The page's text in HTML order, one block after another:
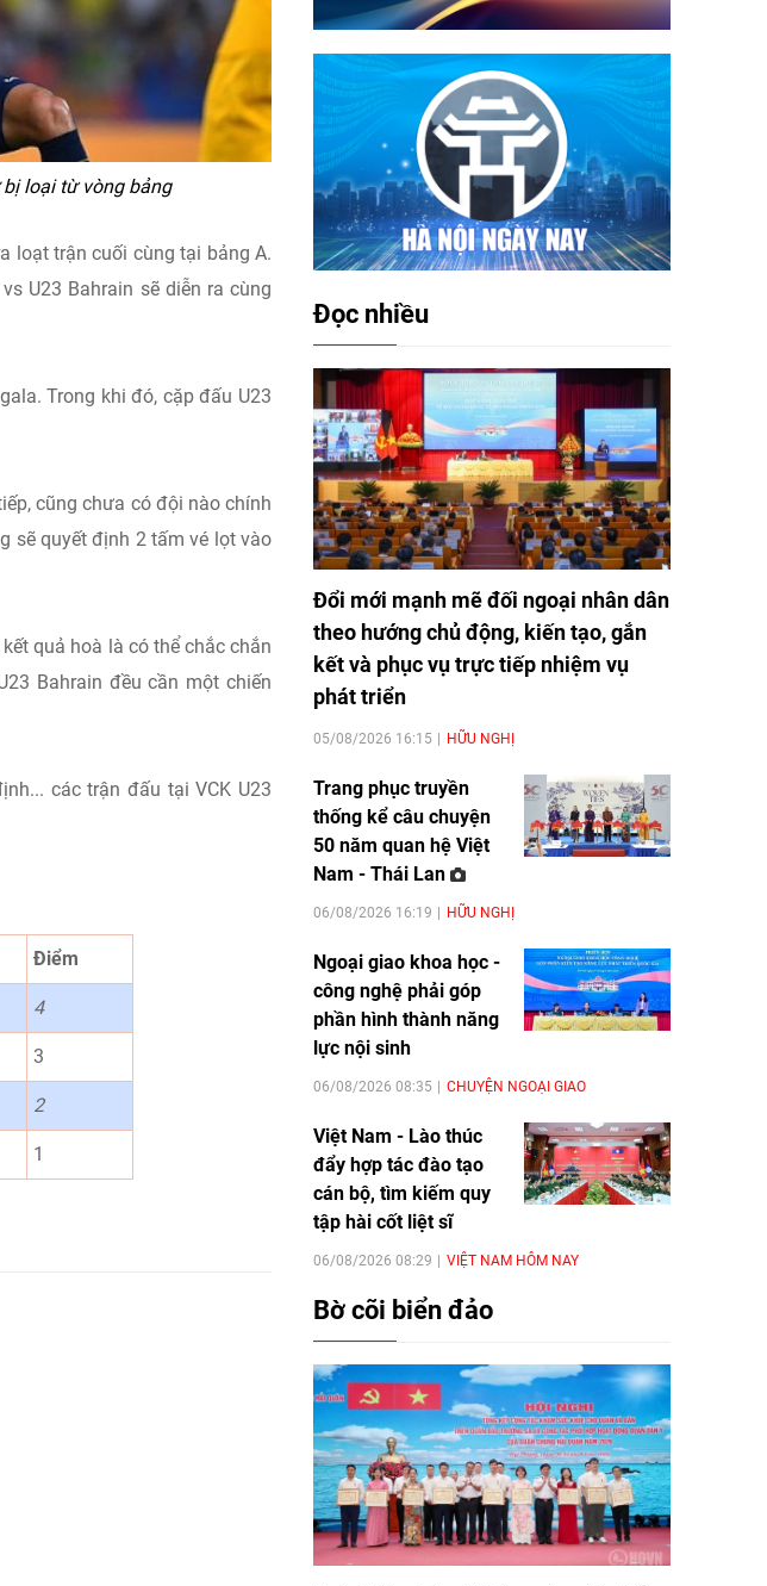
loại từ vòng bảng
loạt trận cuối cùng tại bảng A.
U23 Bahrain sẽ diễn ra cùng
Trong khi đó, cặp đấu U23
cũng chưa có đội nào chính
sẽ quyết định 2 tấm vé lọt vào
quả hoà là có thể chắc chắn
Bahrain đều cần một chiến
các trận đấu tại VCK U23
Điểm
4
3
2
1
Đọc nhiều
Đổi mới mạnh mẽ đối ngoại nhân dân
theo hướng chủ động, kiến tạo, gắn
kết và phục vụ trực tiếp nhiệm vụ
phát triển
05/08/2026 16:15 HỮU NGHỊ
Trang phục truyền
thống kể câu chuyện
50 năm quan hệ Việt
Nam - Thái Lan
06/08/2026 16:19 HỮU NGHỊ
Ngoại giao khoa học -
công nghệ phải góp
phần hình thành năng
lực nội sinh
06/08/2026 08:35 CHUYỆN NGOẠI GIAO
Việt Nam - Lào thúc
đẩy hợp tác đào tạo
cán bộ, tìm kiếm quy
tập hài cốt liệt sĩ
06/08/2026 08:29 VIỆT NAM HÔM NAY
Bờ cõi biển đảo